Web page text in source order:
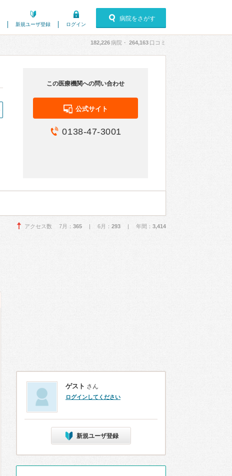
新規ユーザ登録 ログイン
病院をさがす
182,226病院・ 264,163 口コミ
この医療機関への問い合わせ
公式サイト
0138-47-3001
アクセス数 7月： 365 | 6月： 293 | 年間： 3,414
ゲスト さん
ログインしてください
新規ユーザ登録